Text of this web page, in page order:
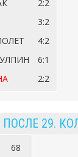
2:2
3:2
4:2
6:1
2:2
ПОСЛЕ 29.
68